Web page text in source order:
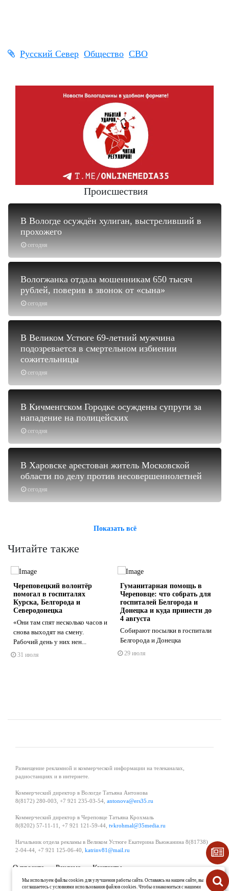
Русский Север Общество СВО
Происшествия
сегодня
В Вологде осуждён хулиган, выстреливший в
прохожего
сегодня
Вологжанка отдала мошенникам 650 тысяч
рублей, поверив в звонок от «сына»
сегодня
В Великом Устюге 69-летний мужчина
подозревается в смертельном избиении
сожительницы
сегодня
В Кичменгском Городке осуждены супруги за
нападение на полицейских
сегодня
В Харовске арестован житель Московской
области по делу против несовершеннолетней
Показать всё
Читайте также
Череповецкий волонтёр
помогал в госпиталях
Курска, Белгорода и
Северодонецка
«Они там спят несколько часов и
снова выходят на смену.
Рабочий день у них нен...
31 июля
Гуманитарная помощь в
Череповце: что собрать для
госпиталей Белгорода и
Донецка и куда принести до
4 августа
Собирают посылки в госпитали
Белгорода и Донецка
29 июля
Размещение рекламной и коммерческой информации на телеканалах,
радиостанциях и в интернете.
Коммерческий директор в Вологде Татьяна Антонова
8(8172) 280-003, +7 921 235-03-54, antonova@ers35.ru
Коммерческий директор в Череповце Татьяна Крохмаль
8(8202) 57-11-11, +7 921 121-59-44, tvkrohmal@35media.ru
Начальник отдела рекламы в Великом Устюге Екатерина Вьюжанина 8(81738)
2-04-44, +7 921 125-06-40, katrinv81@mail.ru
О проекте Реклама
Контакты
Политика в области обработки и защиты персональных данных
Мы используем файлы cookies для улучшения работы сайта. Оставаясь на нашем сайте, вы
соглашаетесь с условиями использования файлов cookies. Чтобы ознакомиться с нашими